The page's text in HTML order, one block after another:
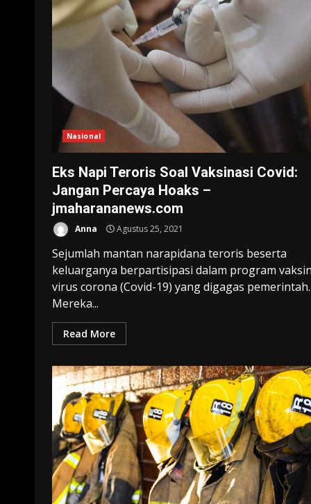
Nasional
Eks Napi Teroris Soal Vaksinasi Covid:
Jangan Percaya Hoaks –
jmaharananews.com
Anna Agustus 25, 2021
Sejumlah mantan narapidana teroris beserta
keluarganya berpartisipasi dalam program
virus corona (Covid-19) yang digagas pemerintah.
Mereka...
Read More